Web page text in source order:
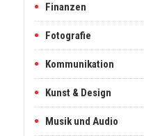
Finanzen
Fotografie
Kommunikation
Kunst & Design
Musik und Audio